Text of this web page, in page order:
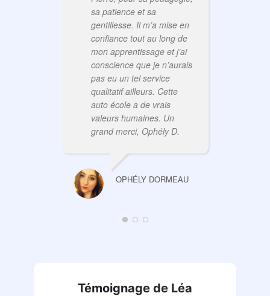
sa patience et sa
gentillesse. Il m’a mise en
confiance tout au long de
mon apprentissage et j’ai
conscience que je n’aurais
pas eu un tel service
qualitatif ailleurs. Cette
auto école a de vrais
valeurs humaines. Un
grand merci, Ophély D.
OPHÉLY DORMEAU
Témoignage de Léa